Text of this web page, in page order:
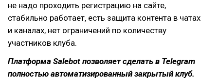
не надо проходить регистрацию на сайте,
стабильно работает, есть защита контента в чатах
и каналах, нет ограничений по количеству
участников клуба.
Платформа Salebot позволяет сделать в Telegram
полностью автоматизированный закрытый клуб.